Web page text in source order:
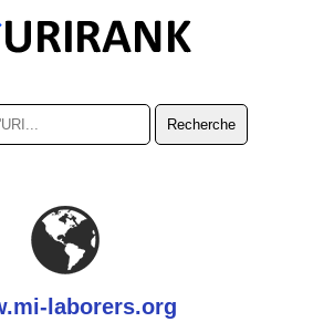
laborers.org